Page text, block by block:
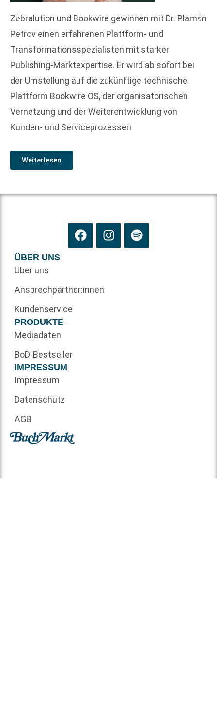
Zebralution und Bookwire gewinnen mit Dr. Plamen
Petrov einen erfahrenen Plattform- und
Transformationsspezialisten mit starker
Publishing-Marktexpertise. Er wird ab sofort bei
der Umstellung auf die zukünftige technische
Plattform Bookwire OS, der organisatorischen
Vernetzung und der Weiterentwicklung von
Kunden- und Serviceprozessen
Weiterlesen
ÜBER UNS
Über uns
Ansprechpartner:innen
Kundenservice
PRODUKTE
Mediadaten
BoD-Bestseller
IMPRESSUM
Impressum
Datenschutz
AGB